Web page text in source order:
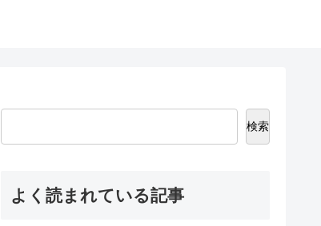
検索
よく読まれている記事